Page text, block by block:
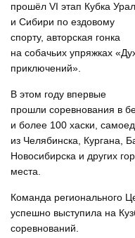
прошёл VI этап Кубка
и Сибири по ездовому
спорту, авторская гонка
на собачьих упряжках
приключений».
В этом году впервые
прошли соревнования в
и более 100 хаски,
из Челябинска, Кургана,
Новосибирска и других
места.
Команда регионального
успешно выступила на
соревнований.